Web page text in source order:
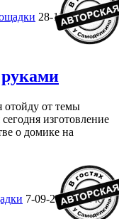
28-11-2019,
отойду от темы
изготовление
о домике на
7-09-2019, 14:48 7